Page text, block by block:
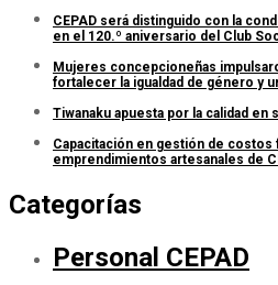
CEPAD será distinguido con la
en el 120.º aniversario del Club
Mujeres concepcioneñas
fortalecer la igualdad de género y
Tiwanaku apuesta por la calidad en
Capacitación en gestión de costos
emprendimientos artesanales de
Categorías
Personal CEPAD